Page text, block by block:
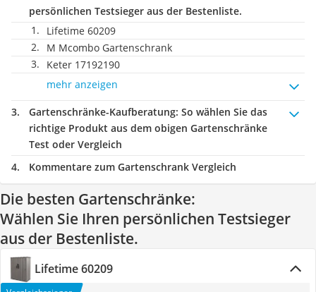
persönlichen Testsieger aus der Bestenliste.
Lifetime 60209
M Mcombo Gartenschrank
Keter ‎17192190
mehr anzeigen
Gartenschränke-Kaufberatung: So wählen Sie das
richtige Produkt aus dem obigen Gartenschränke
Test oder Vergleich
Kommentare zum Gartenschrank Vergleich
Die besten Gartenschränke:
Wählen Sie Ihren persönlichen Testsieger
aus der Bestenliste.
Lifetime 60209